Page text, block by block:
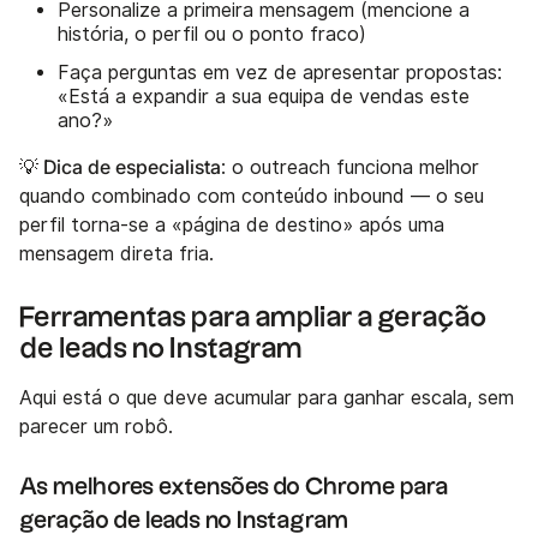
Personalize a primeira mensagem (mencione a
história, o perfil ou o ponto fraco)
Faça perguntas em vez de apresentar propostas:
«Está a expandir a sua equipa de vendas este
ano?»
💡 Dica de especialista: o outreach funciona melhor
quando combinado com conteúdo inbound — o seu
perfil torna-se a «página de destino» após uma
mensagem direta fria.
Ferramentas para ampliar a geração
de leads no Instagram
Aqui está o que deve acumular para ganhar escala, sem
parecer um robô.
As melhores extensões do Chrome para
geração de leads no Instagram